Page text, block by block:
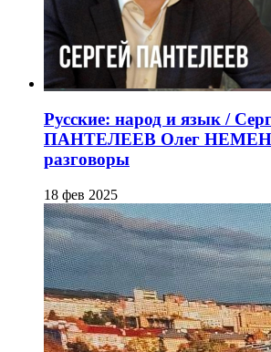
Русские: народ и язык /
ПАНТЕЛЕЕВ Олег
разговоры
18 фев 2025